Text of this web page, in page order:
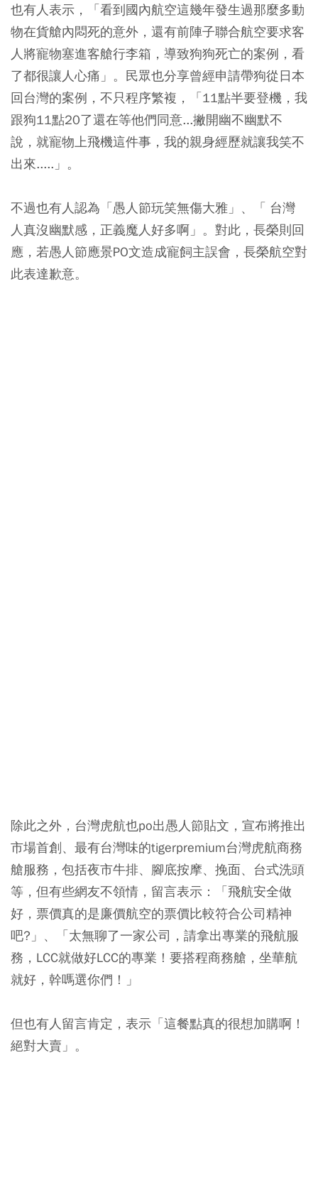
也有人表示，「看到國內航空這幾年發生過那麼多動
物在貨艙內悶死的意外，還有前陣子聯合航空要求客
人將寵物塞進客艙行李箱，導致狗狗死亡的案例，看
了都很讓人心痛」。民眾也分享曾經申請帶狗從日本
回台灣的案例，不只程序繁複，「11點半要登機，我
跟狗11點20了還在等他們同意...撇開幽不幽默不
說，就寵物上飛機這件事，我的親身經歷就讓我笑不
出來.....」。
不過也有人認為「愚人節玩笑無傷大雅」、「 台灣
人真沒幽默感，正義魔人好多啊」。對此，長榮則回
應，若愚人節應景PO文造成寵飼主誤會，長榮航空對
此表達歉意。
除此之外，台灣虎航也po出愚人節貼文，宣布將推出
市場首創、最有台灣味的tigerpremium台灣虎航商務
艙服務，包括夜市牛排、腳底按摩、挽面、台式洗頭
等，但有些網友不領情，留言表示：「飛航安全做
好，票價真的是廉價航空的票價比較符合公司精神
吧?」、「太無聊了一家公司，請拿出專業的飛航服
務，LCC就做好LCC的專業！要搭程商務艙，坐華航
就好，幹嗎選你們！」
但也有人留言肯定，表示「這餐點真的很想加購啊！
絕對大賣」。